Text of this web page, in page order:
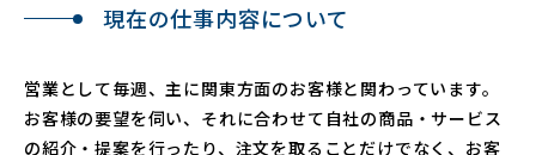
現在の仕事内容について
営業として毎週、主に関東方面のお客様と関わっています。
お客様の要望を伺い、それに合わせて自社の商品・サービス
の紹介・提案を行ったり、注文を取ることだけでなく、お客